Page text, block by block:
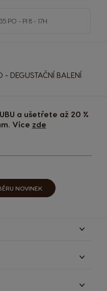
PO - PI 8 - 17H
a ušetřete až 20 %
Více zde
NOVINEK
- DEGUSTAČNÍ BALENÍ